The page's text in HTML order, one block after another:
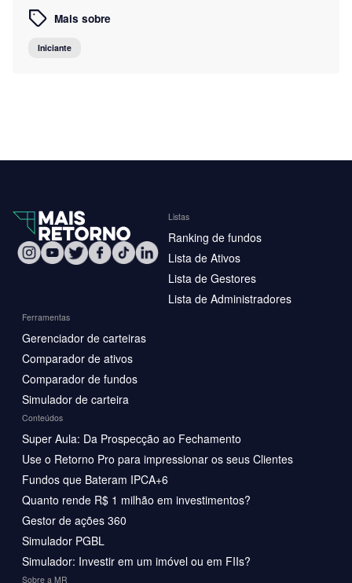
Mais sobre
Iniciante
Listas
Ranking de fundos
Lista de Ativos
Lista de Gestores
Lista de Administradores
Ferramentas
Gerenciador de carteiras
Comparador de ativos
Comparador de fundos
Simulador de carteira
Conteúdos
Super Aula: Da Prospecção ao Fechamento
Use o Retorno Pro para impressionar os seus Clientes
Fundos que Bateram IPCA+6
Quanto rende R$ 1 milhão em investimentos?
Gestor de ações 360
Simulador PGBL
Simulador: Investir em um imóvel ou em FIIs?
Sobre a MR